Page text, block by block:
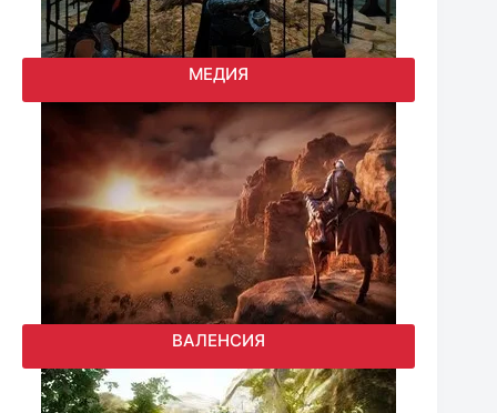
МЕДИЯ
ВАЛЕНСИЯ